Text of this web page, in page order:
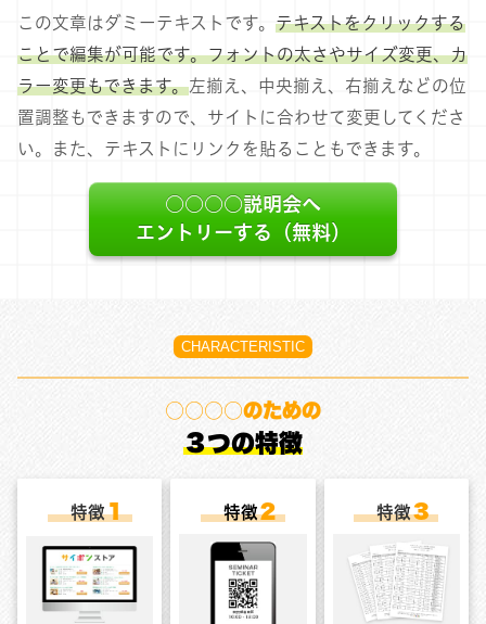
この文章はダミーテキストです。 テキストをクリックする
ことで編集が可能です。フォントの太さやサイズ変更、カ
ラー変更もできます。左揃え、中央揃え、右揃えなどの位
置調整もできますので、サイトに合わせて変更してくださ
い。また、テキストにリンクを貼ることもできます。
○○○○説明会へ
エントリーする（無料）
CHARACTERISTIC
○○○○のための
３つの特徴
特徴１ 特徴２ 特徴３